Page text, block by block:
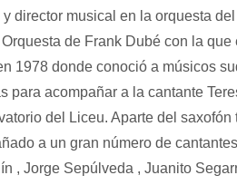
director musical en la orquesta
de Frank Dubé con la
1978 donde conoció a músicos
para acompañar a la cantante
del Liceu. Aparte del
a un gran número de
, Jorge Sepúlveda , Juanito